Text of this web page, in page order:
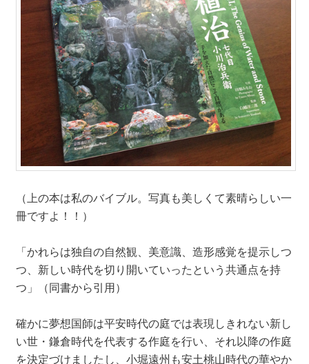
（上の本は私のバイブル。写真も美しくて素晴らしい一
冊ですよ！！）
「かれらは独自の自然観、美意識、造形感覚を提示しつ
つ、新しい時代を切り開いていったという共通点を持
つ」（同書から引用）
確かに夢想国師は平安時代の庭では表現しきれない新し
い世・鎌倉時代を代表する作庭を行い、それ以降の作庭
を決定づけましたし、小堀遠州も安土桃山時代の華やか